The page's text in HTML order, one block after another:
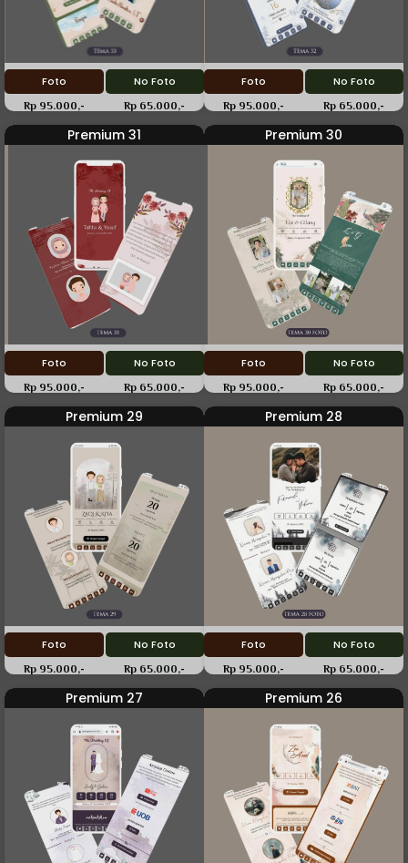
Foto No Foto
Rp 95.000,- Rp 65.000,-
Foto No Foto
Rp 95.000,- Rp 65.000,-
Premium 31
Foto No Foto
Rp 95.000,- Rp 65.000,-
Premium 30
Foto No Foto
Rp 95.000,- Rp 65.000,-
Premium 29
Foto No Foto
Rp 95.000,- Rp 65.000,-
Premium 28
Foto No Foto
Rp 95.000,- Rp 65.000,-
Premium 27 Premium 26